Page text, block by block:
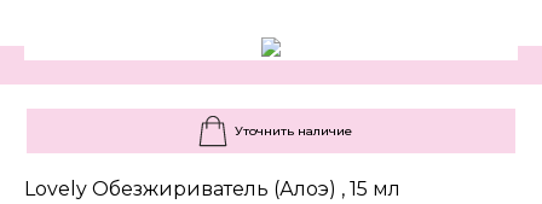
Уточнить наличие
Lovely Обезжириватель (Алоэ) , 15 мл